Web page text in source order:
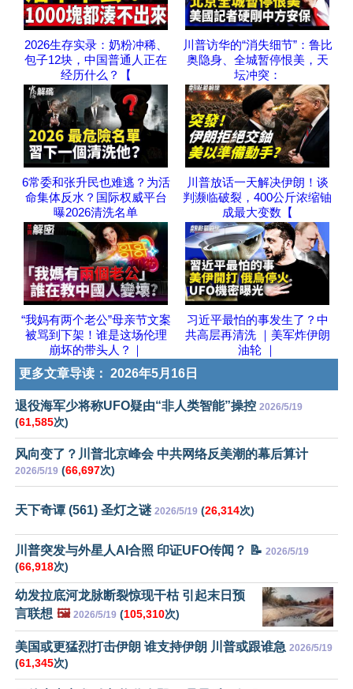
2026生存实录：奶粉冲稀、
包子12块，中国普通人正在
经历什么？【
川普访华的“消失细节”：鲁比
奥隐身、全城暂停恨美，天
坛冲突：
6常委和张升民也难逃？为活
命集体反水？国际权威平台
曝2026清洗名单
川普放话一天解决伊朗！谈
判濒临破裂，400公斤浓缩铀
成最大变数【
“我妈有两个老公”母亲节文案
被骂到下架！谁是这场伦理
崩坏的带头人？｜
习近平最怕的事发生了？中
共高层再清洗 ｜美军炸伊朗
油轮 ｜
更多文章导读： 2026年5月16日
退役海军少将称UFO疑由“非人类智能”操控 2026/5/19
(61,585次)
风向变了？川普北京峰会 中共网络反美潮的幕后算计
2026/5/19 (66,697次)
天下奇谭 (561) 圣灯之谜 2026/5/19 (26,314次)
川普突发与外星人AI合照 印证UFO传闻？ 📝 2026/5/19
(66,918次)
幼发拉底河龙脉断裂惊现干枯 引起末日预
言联想 🖼️ 2026/5/19 (105,310次)
美国或更猛烈打击伊朗 谁支持伊朗 川普或跟谁急 2026/5/19
(61,345次)